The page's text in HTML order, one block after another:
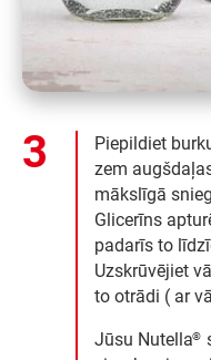
Piepildiet
zem
mākslīgā
Glicerīns
padarīs to
Uzskrūvējiet
to otrādi ( ar
Jūsu Nutella®